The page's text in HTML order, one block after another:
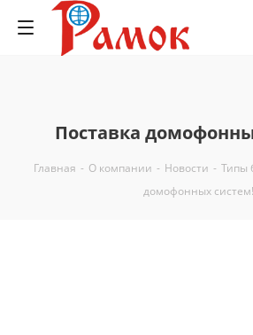
Поставка
Главная - О компании - Новости - Типы
домофонных систем!